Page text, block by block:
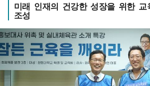
미래 인재의 건강한 성장을 위한 교
조성